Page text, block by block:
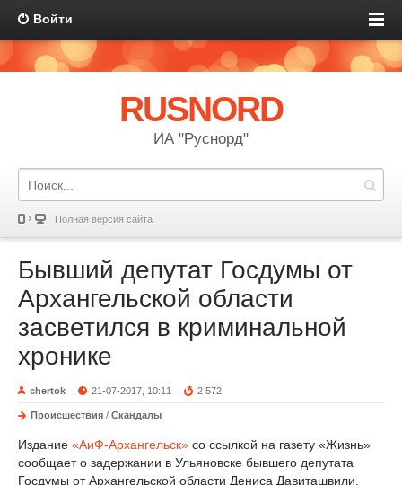
Войти
RUSNORD
ИА "Руснорд"
Полная версия сайта
Бывший депутат Госдумы от
Архангельской области
засветился в криминальной
хронике
chertok 21-07-2017, 10:11 2 572
Происшествия / Скандалы
Издание «АиФ-Архангельск» со ссылкой на газету «Жизнь»
сообщает о задержании в Ульяновске бывшего депутата
Госдумы от Архангельской области Дениса Давиташвили,